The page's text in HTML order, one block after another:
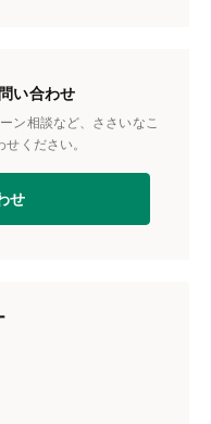
い合わせ
ン相談など、ささいなこ
ください。
せ